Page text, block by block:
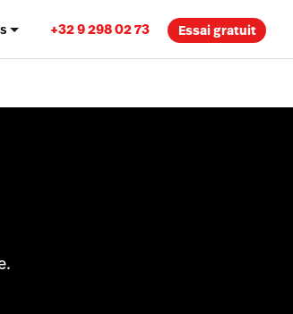
+32 9 298 02 73 Essai gratuit